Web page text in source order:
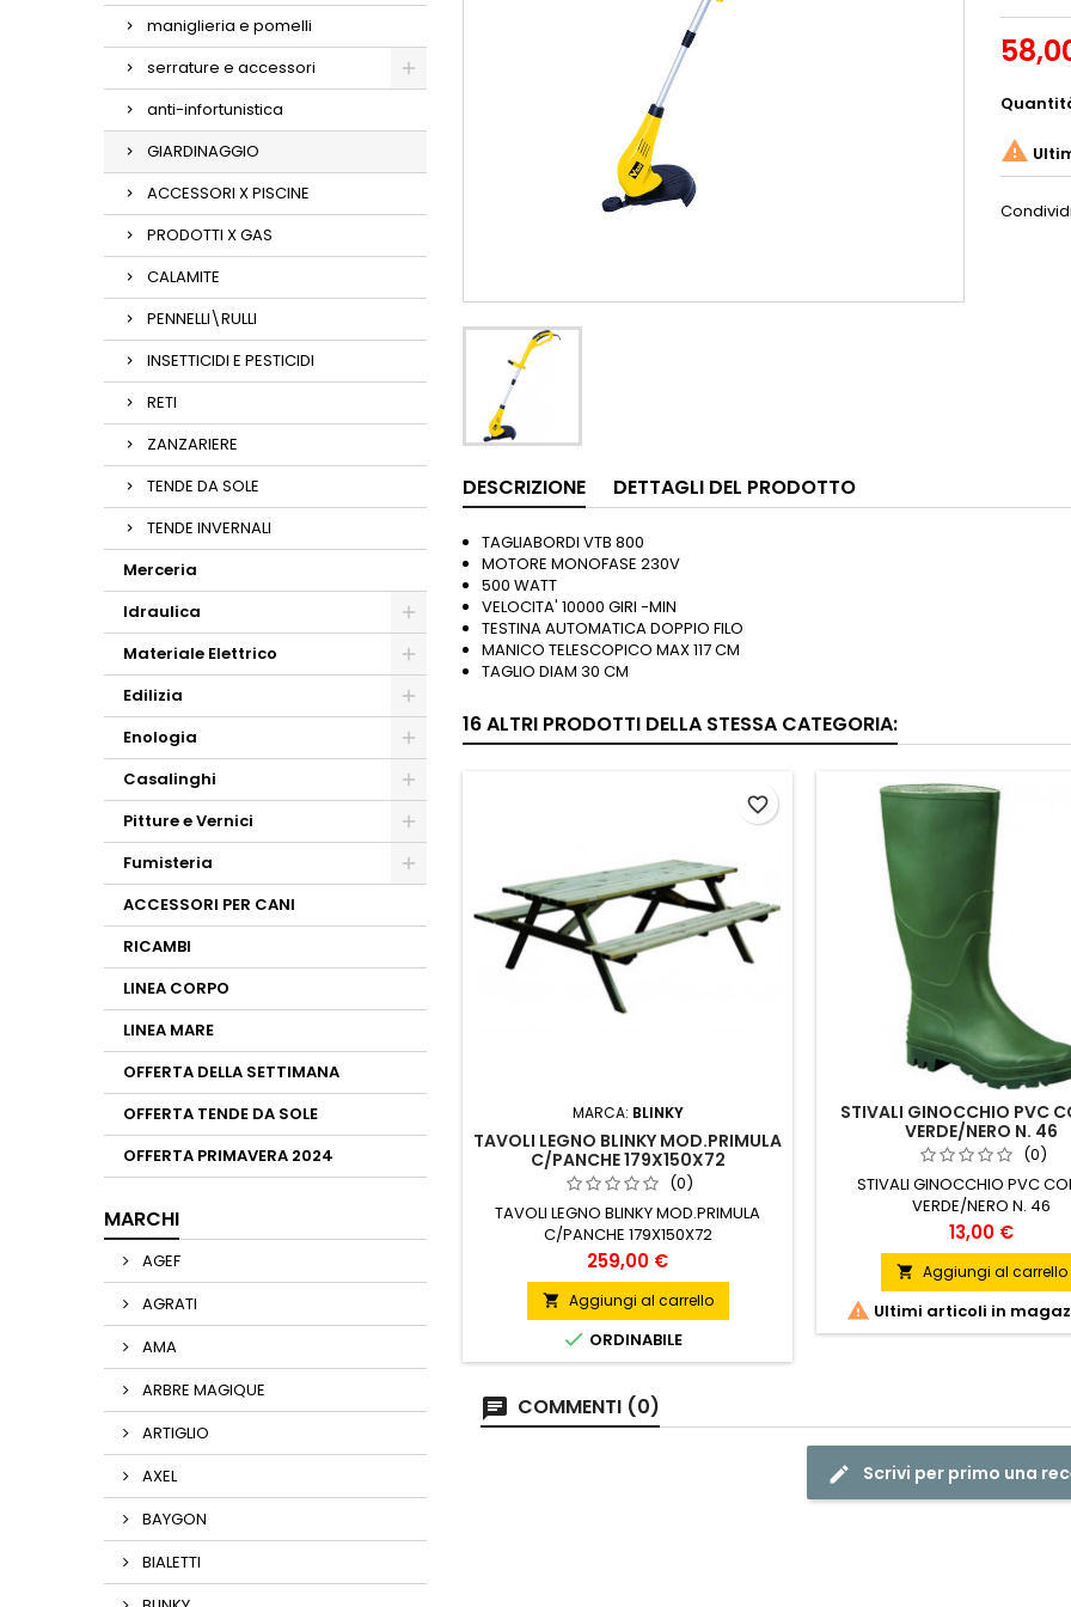
maniglieria e pomelli
serrature e accessori
anti-infortunistica
GIARDINAGGIO
ACCESSORI X PISCINE
PRODOTTI X GAS
CALAMITE
PENNELLI\RULLI
INSETTICIDI E PESTICIDI
RETI
ZANZARIERE
TENDE DA SOLE
TENDE INVERNALI
Merceria
Idraulica
Materiale Elettrico
Edilizia
Enologia
Casalinghi
Pitture e Vernici
Fumisteria
ACCESSORI PER CANI
RICAMBI
LINEA CORPO
LINEA MARE
OFFERTA DELLA SETTIMANA
OFFERTA TENDE DA SOLE
OFFERTA PRIMAVERA 2024
MARCHI
AGEF
AGRATI
AMA
ARBRE MAGIQUE
ARTIGLIO
AXEL
BAYGON
BIALETTI

DESCRIZIONE DETTAGLI DEL PRODOTTO
TAGLIABORDI VTB 800
MOTORE MONOFASE 230V
500 WATT
VELOCITA' 10000 GIRI -MIN
TESTINA AUTOMATICA DOPPIO FILO
MANICO TELESCOPICO MAX 117 CM
TAGLIO DIAM 30 CM
16 ALTRI PRODOTTI DELLA STESSA CATEGORIA:
MARCA: BLINKY
TAVOLI LEGNO BLINKY MOD.PRIMULA
C/PANCHE 179X150X72
(0)
TAVOLI LEGNO BLINKY MOD.PRIMULA
C/PANCHE 179X150X72
Prezzo
259,00 €
 Aggiungi al carrello
 ORDINABILE
favorite_border
STIVALI GINOCCHIO PVC
VERDE/NERO N. 46
(0)
STIVALI GINOCCHIO PVC
VERDE/NERO N. 46
Prezzo
13,00 €
 Aggiungi al carrello
 Ultimi articoli in
COMMENTI (0)
Scrivi per primo una